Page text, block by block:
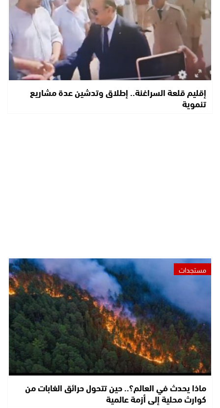
إقليم قلعة السراغنة.. إطلاق وتدشين عدة مشاريع
تنموية
مستجدات
ماذا يحدث في العالم؟.. حين تتحول حرائق الغابات من
كوارث محلية إلى أزمة عالمية